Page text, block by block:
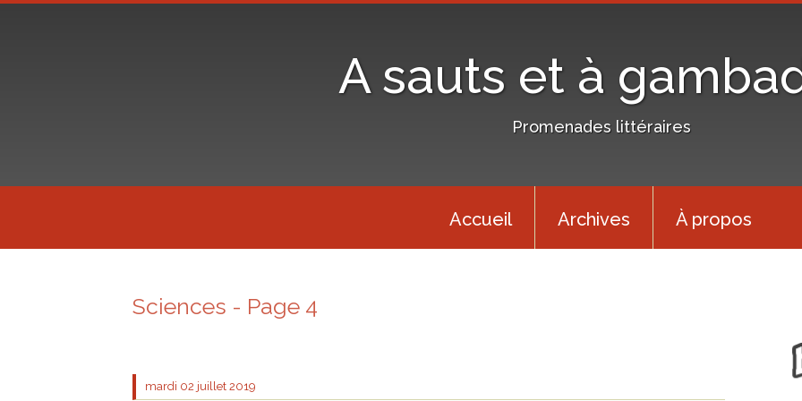
A sauts et à
Promenades littéraires
Accueil Archives À propos
Sciences - Page 4
mardi 02 juillet 2019